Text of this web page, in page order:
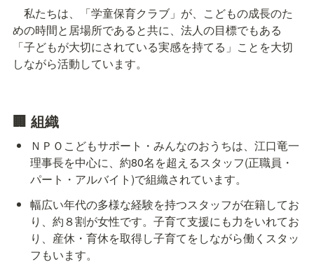
私たちは、「学童保育クラブ」が、こどもの成長のた
めの時間と居場所であると共に、法人の目標でもある
「子どもが大切にされている実感を持てる」ことを大切
しながら活動しています。
🏢 組織
ＮＰＯこどもサポート・みんなのおうちは、江口竜一
理事長を中心に、約80名を超えるスタッフ(正職員・
パート・アルバイト)で組織されています。
幅広い年代の多様な経験を持つスタッフが在籍してお
り、約８割が女性です。子育て支援にも力をいれてお
り、産休・育休を取得し子育てをしながら働くスタッ
フもいます。